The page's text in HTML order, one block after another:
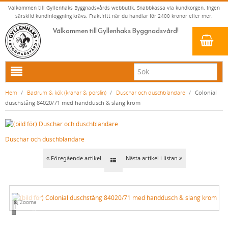
Välkommen till Gyllenhaks Byggnadsvårds webbutik. Snabbkassa via kundkorgen. Ingen
särskild kundinloggning krävs. Fraktfritt när du handlar för 2400 kronor eller mer.
Välkommen till Gyllenhaks Byggnadsvård!
HEM
NYA PRODUKTER
LINOLJEFÄRG & SLAMFÄRG MED MERA
LINOLJEFÄRGER
VITA KULÖRER
RÖDA KULÖRER
MATTA LINOLJEFÄRGER
VITT
LACK, LASYRER, FERNISSOR & OLJOR
KLASSISKA KLÄDER
RESISTANT WORK WEAR
BYXOR
BADRUM & KÖK (KRANAR & PORSLIN)
BADKARSBLANDARE
Hem / Badrum & kök (kranar & porslin) / Duschar och duschblandare / Colonial
duschstång 84020/71 med handdusch & slang krom
Duschar och duschblandare
Föregående artikel Nästa artikel i listan
Loading...
Zooma